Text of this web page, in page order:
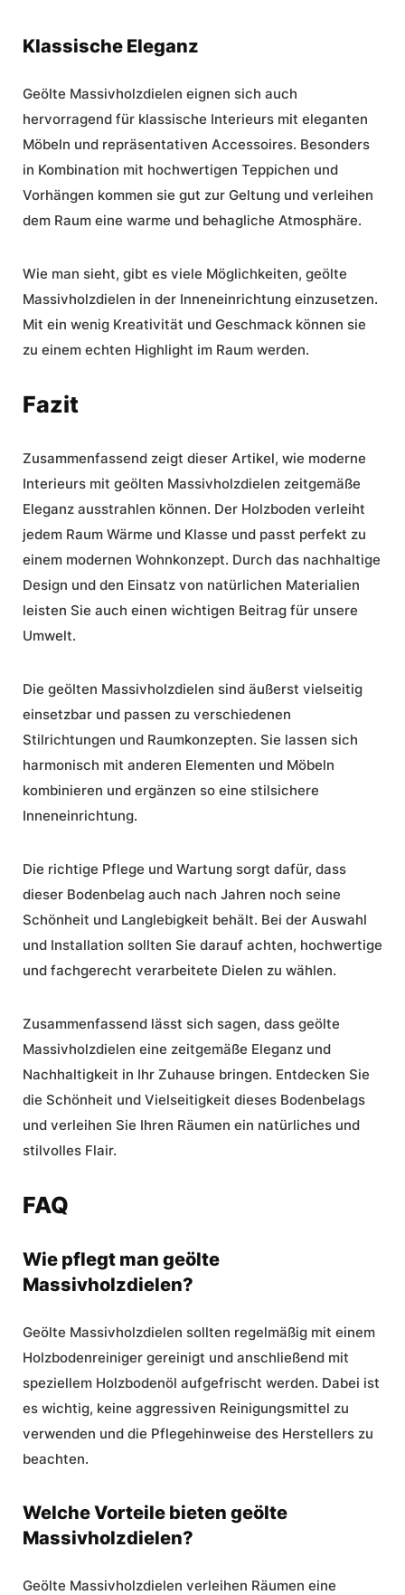
Klassische Eleganz
Geölte Massivholzdielen eignen sich auch
hervorragend für klassische Interieurs mit eleganten
Möbeln und repräsentativen Accessoires. Besonders
in Kombination mit hochwertigen Teppichen und
Vorhängen kommen sie gut zur Geltung und verleihen
dem Raum eine warme und behagliche Atmosphäre.
Wie man sieht, gibt es viele Möglichkeiten, geölte
Massivholzdielen in der Inneneinrichtung einzusetzen.
Mit ein wenig Kreativität und Geschmack können sie
zu einem echten Highlight im Raum werden.
Fazit
Zusammenfassend zeigt dieser Artikel, wie moderne
Interieurs mit geölten Massivholzdielen zeitgemäße
Eleganz ausstrahlen können. Der Holzboden verleiht
jedem Raum Wärme und Klasse und passt perfekt zu
einem modernen Wohnkonzept. Durch das nachhaltige
Design und den Einsatz von natürlichen Materialien
leisten Sie auch einen wichtigen Beitrag für unsere
Umwelt.
Die geölten Massivholzdielen sind äußerst vielseitig
einsetzbar und passen zu verschiedenen
Stilrichtungen und Raumkonzepten. Sie lassen sich
harmonisch mit anderen Elementen und Möbeln
kombinieren und ergänzen so eine stilsichere
Inneneinrichtung.
Die richtige Pflege und Wartung sorgt dafür, dass
dieser Bodenbelag auch nach Jahren noch seine
Schönheit und Langlebigkeit behält. Bei der Auswahl
und Installation sollten Sie darauf achten, hochwertige
und fachgerecht verarbeitete Dielen zu wählen.
Zusammenfassend lässt sich sagen, dass geölte
Massivholzdielen eine zeitgemäße Eleganz und
Nachhaltigkeit in Ihr Zuhause bringen. Entdecken Sie
die Schönheit und Vielseitigkeit dieses Bodenbelags
und verleihen Sie Ihren Räumen ein natürliches und
stilvolles Flair.
FAQ
Wie pflegt man geölte
Massivholzdielen?
Geölte Massivholzdielen sollten regelmäßig mit einem
Holzbodenreiniger gereinigt und anschließend mit
speziellem Holzbodenöl aufgefrischt werden. Dabei ist
es wichtig, keine aggressiven Reinigungsmittel zu
verwenden und die Pflegehinweise des Herstellers zu
beachten.
Welche Vorteile bieten geölte
Massivholzdielen?
Geölte Massivholzdielen verleihen Räumen eine